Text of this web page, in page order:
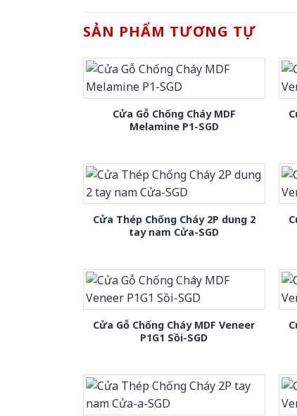
SẢN PHẨM TƯƠNG TỰ
Cửa Gỗ Chống Cháy MDF
Melamine P1-SGD
Cửa Thép Chống Cháy 2P dung 2
tay nam Cửa-SGD
Cửa Gỗ Chống Cháy MDF Veneer
P1G1 Sồi-SGD